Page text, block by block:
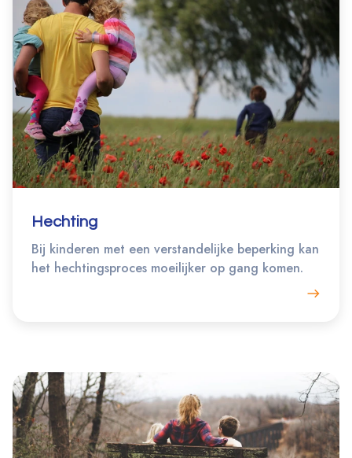
Hechting
Bij kinderen met een verstandelijke beperking kan
het hechtingsproces moeilijker op gang komen.